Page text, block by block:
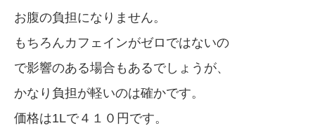
お腹の負担になりません。
もちろんカフェインがゼロではないの
で影響のある場合もあるでしょうが、
かなり負担が軽いのは確かです。
価格は1Lで４１０円です。